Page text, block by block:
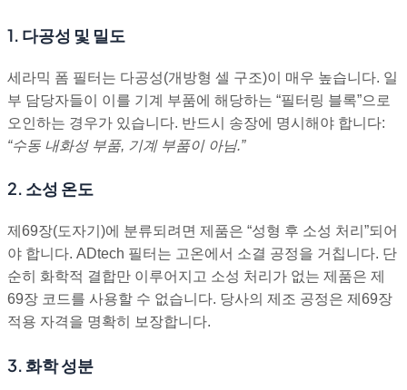
1. 다공성 및 밀도
세라믹 폼 필터는 다공성(개방형 셀 구조)이 매우 높습니다. 일
부 담당자들이 이를 기계 부품에 해당하는 “필터링 블록”으로
오인하는 경우가 있습니다. 반드시 송장에 명시해야 합니다:
“수동 내화성 부품, 기계 부품이 아님.”
2. 소성 온도
제69장(도자기)에 분류되려면 제품은 “성형 후 소성 처리”되어
야 합니다. ADtech 필터는 고온에서 소결 공정을 거칩니다. 단
순히 화학적 결합만 이루어지고 소성 처리가 없는 제품은 제
69장 코드를 사용할 수 없습니다. 당사의 제조 공정은 제69장
적용 자격을 명확히 보장합니다.
3. 화학 성분